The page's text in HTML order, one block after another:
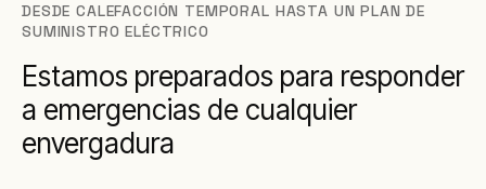
DESDE CALEFACCIÓN TEMPORAL HASTA UN PLAN DE
SUMINISTRO ELÉCTRICO
Estamos preparados para responder
a emergencias de cualquier
envergadura